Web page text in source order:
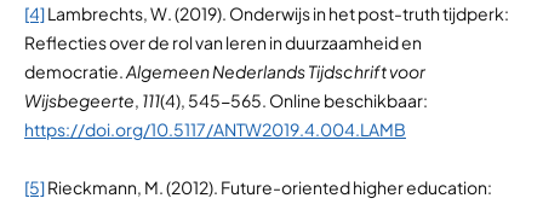
[4]Lambrechts, W. (2019). Onderwijs in het post-truth tijdperk:
Reflecties over de rol van leren in duurzaamheid en
democratie. Algemeen Nederlands Tijdschrift voor
Wijsbegeerte 111(4), 545-565. Online beschikbaar:
https://doi.org/10.5117/ANTW2019.4.004.LAMB
[5]Rieckmann, M. (2012). Future-oriented higher education: